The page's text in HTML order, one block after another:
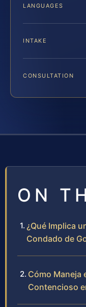
LANGUAGES
INTAKE
CONSULTATION
ON
¿Qué Implica
Condado de
Cómo Maneja
Contencioso